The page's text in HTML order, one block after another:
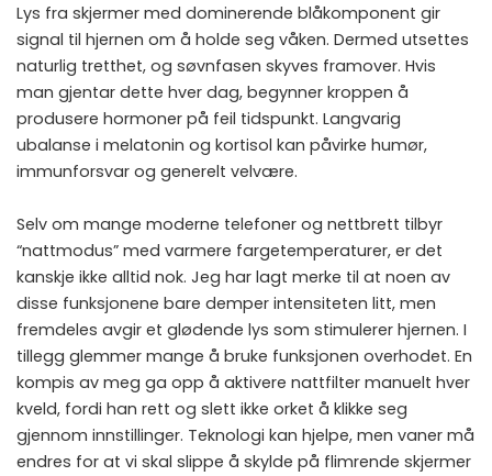
Lys fra skjermer med dominerende blåkomponent gir
signal til hjernen om å holde seg våken. Dermed utsettes
naturlig tretthet, og søvnfasen skyves framover. Hvis
man gjentar dette hver dag, begynner kroppen å
produsere hormoner på feil tidspunkt. Langvarig
ubalanse i melatonin og kortisol kan påvirke humør,
immunforsvar og generelt velvære.
Selv om mange moderne telefoner og nettbrett tilbyr
“nattmodus” med varmere fargetemperaturer, er det
kanskje ikke alltid nok. Jeg har lagt merke til at noen av
disse funksjonene bare demper intensiteten litt, men
fremdeles avgir et glødende lys som stimulerer hjernen. I
tillegg glemmer mange å bruke funksjonen overhodet. En
kompis av meg ga opp å aktivere nattfilter manuelt hver
kveld, fordi han rett og slett ikke orket å klikke seg
gjennom innstillinger. Teknologi kan hjelpe, men vaner må
endres for at vi skal slippe å skylde på flimrende skjermer